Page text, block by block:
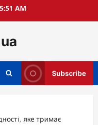
AM
Subscribe
яке тримає